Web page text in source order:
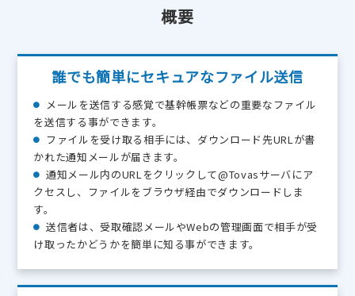
概要
誰でも簡単にセキュアなファイル送信
メールを送信する感覚で基幹帳票などの重要なファイル
を送信する事ができます。
ファイルを受け取る相手には、ダウンロード先URLが書
かれた通知メールが届きます。
通知メール内のURLをクリックして@Tovasサーバにア
クセスし、ファイルをブラウザ経由でダウンロードしま
す。
送信者は、受取確認メールやWebの管理画面で相手が受
け取ったかどうかを簡単に知る事ができます。